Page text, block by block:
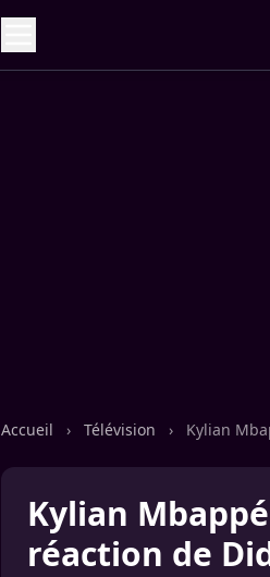
Accueil › Télévision › Kylian
Kylian
réaction de